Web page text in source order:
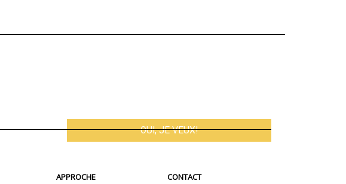
APPROCHE CONTACT